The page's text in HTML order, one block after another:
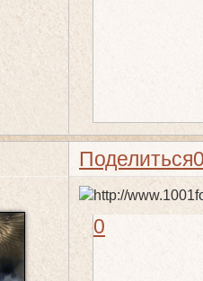
Поделиться
0